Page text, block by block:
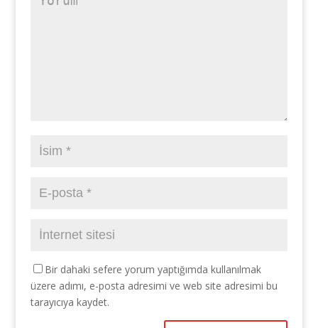
Bir dahaki sefere yorum yaptığımda kullanılmak
üzere adımı, e-posta adresimi ve web site adresimi bu
tarayıcıya kaydet.